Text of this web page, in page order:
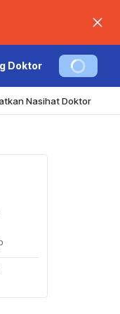
Doktor
Nasihat Doktor